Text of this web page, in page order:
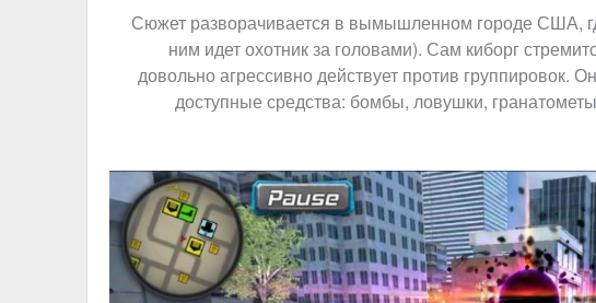
Сюжет разворачивается в вымышленном городе США,
ним идет охотник за головами). Сам киборг
довольно агрессивно действует против группировок.
доступные средства: бомбы, ловушки,